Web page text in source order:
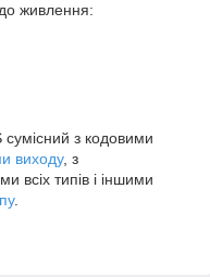
живлення:
з кодовими
виходу, з
всіх типів і іншими
.